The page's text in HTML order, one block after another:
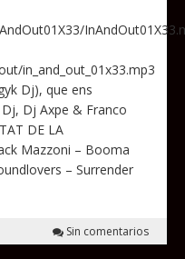
in_and_out_01x33.mp3
Dj), que ens
Dj Axpe & Franco
DE LA
Mazzoni – Booma
– Surrender
Sin comentarios